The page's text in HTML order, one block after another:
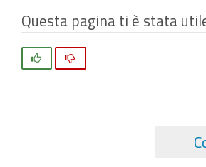
Questa pagina ti è stata